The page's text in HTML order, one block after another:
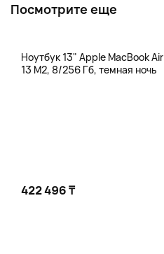
Посмотрите еще
Ноутбук 13" Apple MacBook Air
13 M2, 8/256 Гб, темная ночь
422 496 ₸